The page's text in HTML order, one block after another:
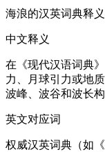
海浪的汉英词典释
中文释义
在《现代汉语词典
力、月球引力或地
波峰、波谷和波长构
英文对应词
权威汉英词典（如